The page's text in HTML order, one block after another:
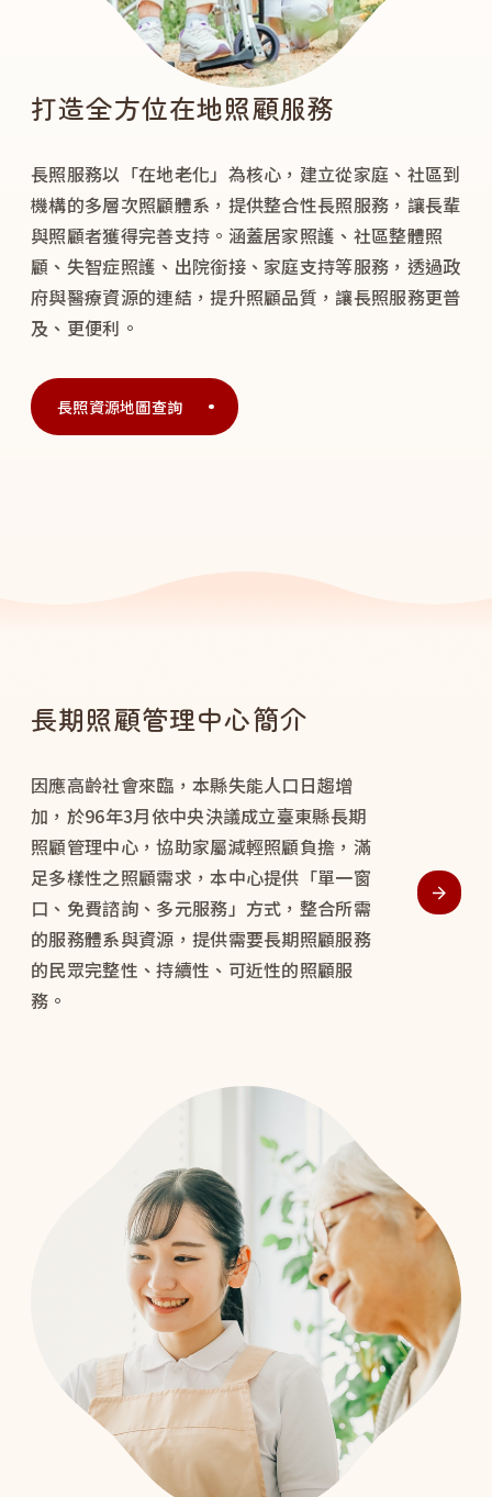
打造全方位在地照顧服務
長照服務以「在地老化」為核心，建立從家庭、社區到
機構的多層次照顧體系，提供整合性長照服務，讓長輩
與照顧者獲得完善支持。涵蓋居家照護、社區整體照
顧、失智症照護、出院銜接、家庭支持等服務，透過政
府與醫療資源的連結，提升照顧品質，讓長照服務更普
及、更便利。
長照資源地圖查詢
長期照顧管理中心簡介
因應高齡社會來臨，本縣失能人口日趨增
加，於96年3月依中央決議成立臺東縣長期
照顧管理中心，協助家屬減輕照顧負擔，滿
足多樣性之照顧需求，本中心提供「單一窗
口、免費諮詢、多元服務」方式，整合所需
的服務體系與資源，提供需要長期照顧服務
的民眾完整性、持續性、可近性的照顧服
務。